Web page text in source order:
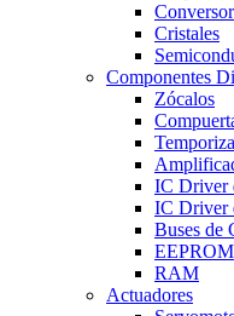
Cristales
Componentes
Zócalos
IC Driver
IC Driver
Buses de
EEPROM
RAM
Actuadores